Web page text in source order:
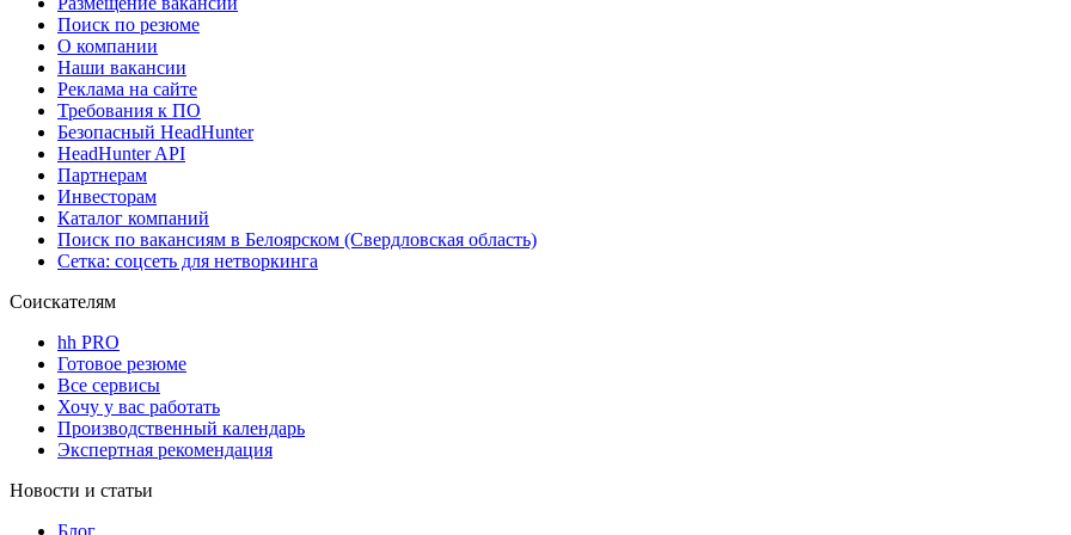
Поиск по резюме
О компании
Наши вакансии
Реклама на сайте
Требования к ПО
Безопасный HeadHunter
HeadHunter API
Партнерам
Инвесторам
Каталог компаний
Поиск по вакансиям в Белоярском (Свердловская область)
Сетка: соцсеть для нетворкинга
Соискателям
hh PRO
Готовое резюме
Все сервисы
Хочу у вас работать
Производственный календарь
Экспертная рекомендация
Новости и статьи